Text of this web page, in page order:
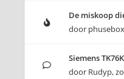
De miskoop
door phusebox
Siemens
door Rudyp,